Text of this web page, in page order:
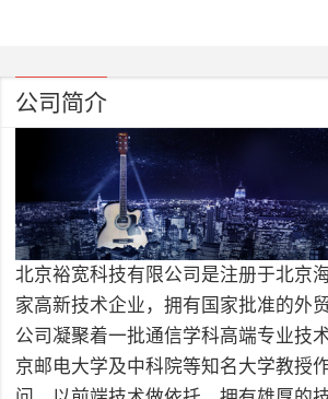
公司简介
北京裕宽科技有限公司是注册于北京
家高新技术企业，拥有国家批准的外
公司凝聚着一批通信学科高端专业技
京邮电大学及中科院等知名大学教授